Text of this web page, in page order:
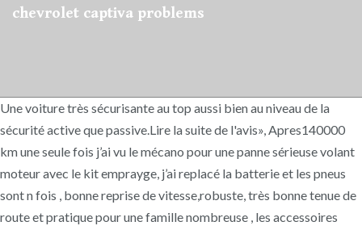
chevrolet captiva problems
Une voiture très sécurisante au top aussi bien au niveau de la
sécurité active que passive.Lire la suite de l'avis», Apres140000
km une seule fois j’ai vu le mécano pour une panne sérieuse volant
moteur avec le kit emprayge, j’ai replacé la batterie et les pneus
sont n fois , bonne reprise de vitesse,robuste, très bonne tenue de
route et pratique pour une famille nombreuse , les accessoires